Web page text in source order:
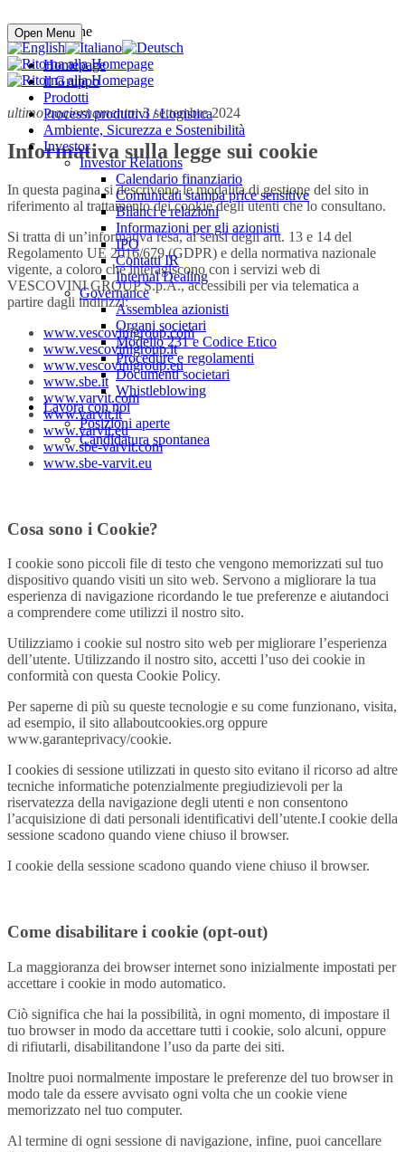
Open Menu
Homepage
Il Gruppo
Prodotti
Processi produttivi / Logistica
Ambiente, Sicurezza e Sostenibilità
Investor
Investor Relations
Calendario finanziario
Comunicati stampa price sensitive
Bilanci e relazioni
Informazioni per gli azionisti
IPO
Contatti IR
Internal Dealing
Governance
Assemblea azionisti
Organi societari
Modello 231 e Codice Etico
Procedure e regolamenti
Documenti societari
Whistleblowing
Lavora con noi
Posizioni aperte
Candidatura spontanea
Compra online
ultimo aggiornamento:3 settembre 2024
Informativa sulla legge sui cookie
In questa pagina si descrivono le modalità di gestione del sito in
riferimento al trattamento dei cookie degli utenti che lo consultano.
Si tratta di un’informativa resa, ai sensi degli artt. 13 e 14 del
Regolamento UE 2016/679 (GDPR) e della normativa nazionale
vigente, a coloro che interagiscono con i servizi web di
VESCOVINI GROUP S.p.A., accessibili per via telematica a
partire dagli indirizzi:
www.vescovinigroup.com
www.vescovinigroup.it
www.vescovinigroup.eu
www.sbe.it
www.varvit.com
www.varvit.it
www.varvit.eu
www.sbe-varvit.com
www.sbe-varvit.eu
Cosa sono i Cookie?
I cookie sono piccoli file di testo che vengono memorizzati sul tuo
dispositivo quando visiti un sito web. Servono a migliorare la tua
esperienza di navigazione ricordando le tue preferenze e aiutandoci
a comprendere come utilizzi il nostro sito.
Utilizziamo i cookie sul nostro sito web per migliorare l’esperienza
dell’utente. Utilizzando il nostro sito, accetti l’uso dei cookie in
conformità con questa Cookie Policy.
Per saperne di più su queste tecnologie e su come funzionano, visita,
ad esempio, il sito allaboutcookies.org oppure
www.garanteprivacy/cookie.
I cookies di sessione utilizzati in questo sito evitano il ricorso ad altre
tecniche informatiche potenzialmente pregiudizievoli per la
riservatezza della navigazione degli utenti e non consentono
l’acquisizione di dati personali identificativi dell’utente.I cookie della
sessione scadono quando viene chiuso il browser.
I cookie della sessione scadono quando viene chiuso il browser.
Come disabilitare i cookie (opt-out)
La maggioranza dei browser internet sono inizialmente impostati per
accettare i cookie in modo automatico.
Ciò significa che hai la possibilità, in ogni momento, di impostare il
tuo browser in modo da accettare tutti i cookie, solo alcuni, oppure
di rifiutarli, disabilitandone l’uso da parte dei siti.
Inoltre puoi normalmente impostare le preferenze del tuo browser in
modo tale da essere avvisato ogni volta che un cookie viene
memorizzato nel tuo computer.
Al termine di ogni sessione di navigazione, infine, puoi cancellare